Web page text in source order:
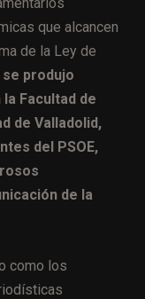
que alcancen
de la Ley de
produjo
Facultad de
de Valladolid,
del PSOE,
de la
como los